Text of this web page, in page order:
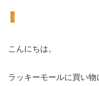
シェムリップ在住3児のママ日記
こんにちは。
ラッキーモールに買い